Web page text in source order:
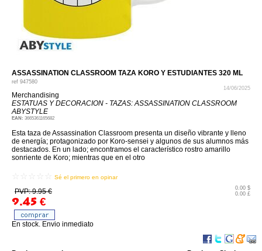
ASSASSINATION CLASSROOM TAZA KORO Y ESTUDIANTES 320 ML
ref 947580
14/06/2025
Merchandising
ESTATUAS Y DECORACION - TAZAS: ASSASSINATION CLASSROOM
ABYSTYLE
EAN: 3665361165682
Esta taza de Assassination Classroom presenta un diseño vibrante y lleno
de energía; protagonizado por Koro-sensei y algunos de sus alumnos más
destacados. En un lado; encontramos el característico rostro amarillo
sonriente de Koro; mientras que en el otro
Sé el primero en opinar
PVP: 9.95 €
9.45 €
0.00 $
0.00 £
En stock. Envio inmediato